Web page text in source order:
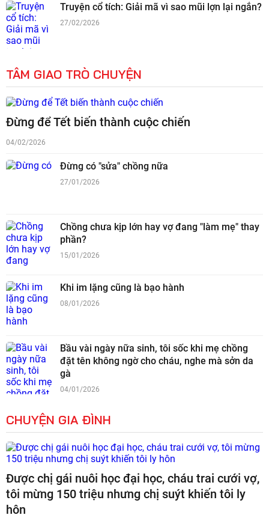
Truyện cổ tích: Giải mã vì sao mũi lợn lại ngắn?
27/02/2026
TÂM GIAO TRÒ CHUYỆN
Đừng để Tết biến thành cuộc chiến
04/02/2026
Đừng có "sửa" chồng nữa
27/01/2026
Chồng chưa kịp lớn hay vợ đang "làm mẹ" thay
phần?
15/01/2026
Khi im lặng cũng là bạo hành
08/01/2026
Bầu vài ngày nữa sinh, tôi sốc khi mẹ chồng
đặt tên không ngờ cho cháu, nghe mà sởn da
gà
04/01/2026
CHUYỆN GIA ĐÌNH
Được chị gái nuôi học đại học, cháu trai cưới vợ,
tôi mừng 150 triệu nhưng chị suýt khiến tôi ly
hôn